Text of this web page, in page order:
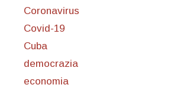
Coronavirus
Covid-19
Cuba
democrazia
economia